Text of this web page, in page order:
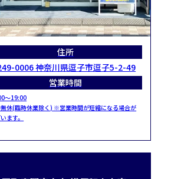
住所
0006 神奈川県逗子市逗子5-2-49
営業時間
～19:00
休(臨時休業除く) ※営業時間が短縮になる場合が
ます。